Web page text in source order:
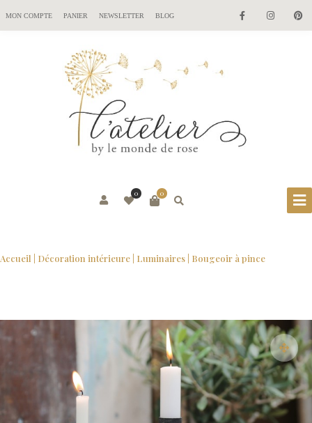
MON COMPTE PANIER NEWSLETTER BLOG
0
0
Accueil Décoration intérieure Luminaires | Bougeoir à pince